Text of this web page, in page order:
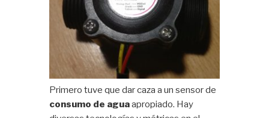
Primero tuve que dar caza a un sensor de
consumo de aguaapropiado. Hay